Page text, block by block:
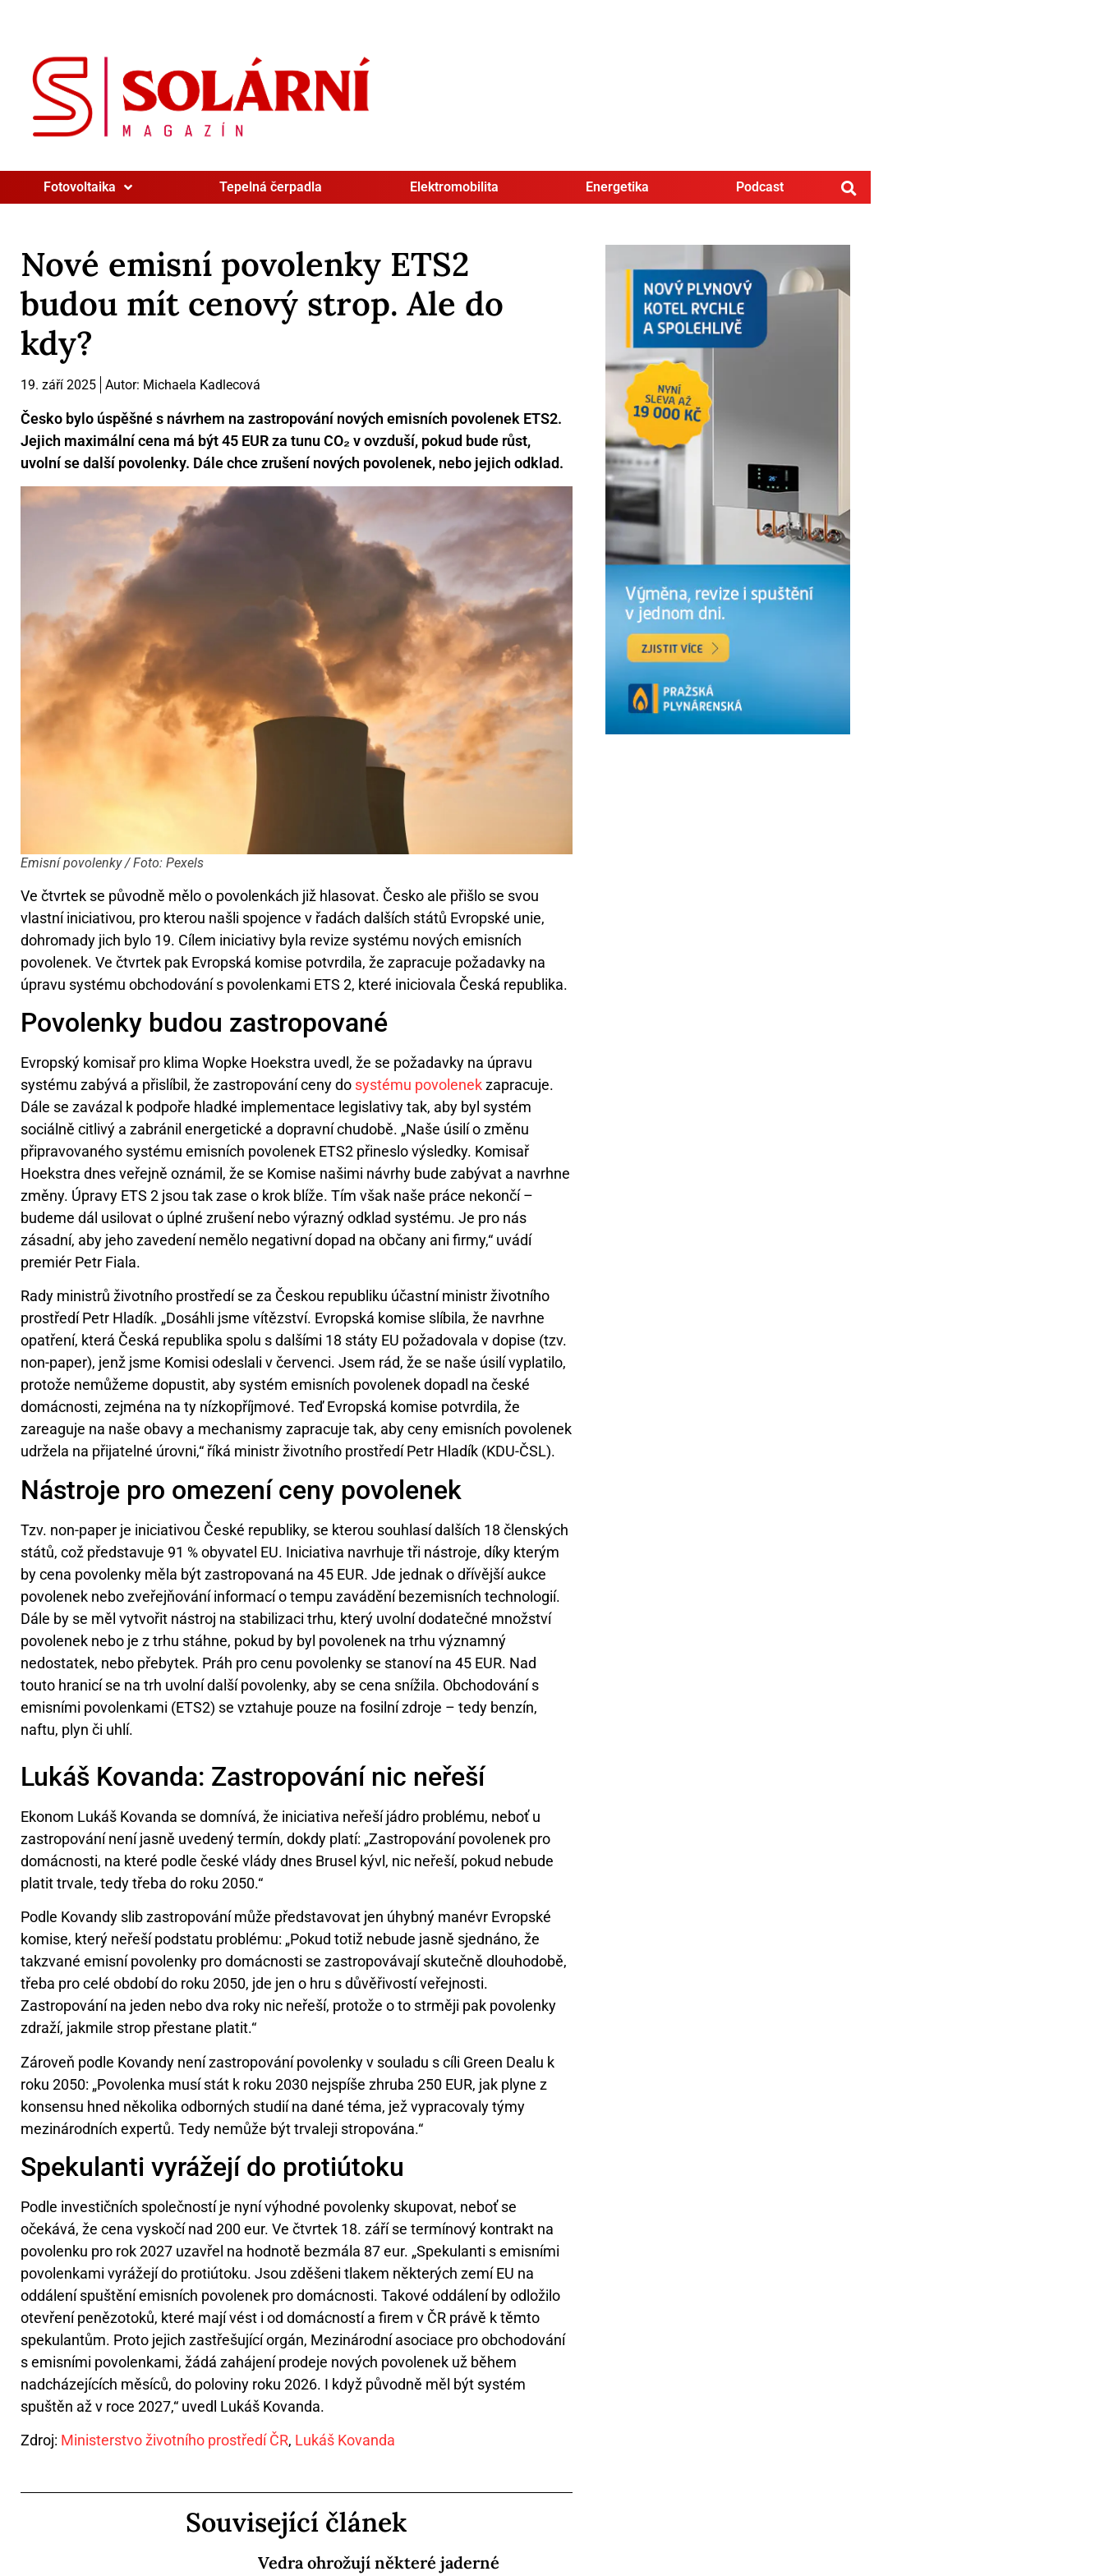
Fotovoltaika Tepelná čerpadla Elektromobilita Energetika Podcast
Nové emisní povolenky ETS2
budou mít cenový strop. Ale do
kdy?
19. září 2025 Autor: Michaela Kadlecová
Česko bylo úspěšné s návrhem na zastropování nových emisních povolenek ETS2.
Jejich maximální cena má být 45 EUR za tunu CO₂ v ovzduší, pokud bude růst,
uvolní se další povolenky. Dále chce zrušení nových povolenek, nebo jejich odklad.
Emisní povolenky / Foto: Pexels
Ve čtvrtek se původně mělo o povolenkách již hlasovat. Česko ale přišlo se svou
vlastní iniciativou, pro kterou našli spojence v řadách dalších států Evropské unie,
dohromady jich bylo 19. Cílem iniciativy byla revize systému nových emisních
povolenek. Ve čtvrtek pak Evropská komise potvrdila, že zapracuje požadavky na
úpravu systému obchodování s povolenkami ETS 2, které iniciovala Česká republika.
Povolenky budou zastropované
Evropský komisař pro klima Wopke Hoekstra uvedl, že se požadavky na úpravu
systému zabývá a přislíbil, že zastropování ceny do systému povolenekzapracuje.
Dále se zavázal k podpoře hladké implementace legislativy tak, aby byl systém
sociálně citlivý a zabránil energetické a dopravní chudobě. „Naše úsilí o změnu
připravovaného systému emisních povolenek ETS2 přineslo výsledky. Komisař
Hoekstra dnes veřejně oznámil, že se Komise našimi návrhy bude zabývat a navrhne
změny. Úpravy ETS 2 jsou tak zase o krok blíže. Tím však naše práce nekončí –
budeme dál usilovat o úplné zrušení nebo výrazný odklad systému. Je pro nás
zásadní, aby jeho zavedení nemělo negativní dopad na občany ani firmy,“ uvádí
premiér Petr Fiala.
Rady ministrů životního prostředí se za Českou republiku účastní ministr životního
prostředí Petr Hladík. „Dosáhli jsme vítězství. Evropská komise slíbila, že navrhne
opatření, která Česká republika spolu s dalšími 18 státy EU požadovala v dopise (tzv.
non-paper), jenž jsme Komisi odeslali v červenci. Jsem rád, že se naše úsilí vyplatilo,
protože nemůžeme dopustit, aby systém emisních povolenek dopadl na české
domácnosti, zejména na ty nízkopříjmové. Teď Evropská komise potvrdila, že
zareaguje na naše obavy a mechanismy zapracuje tak, aby ceny emisních povolenek
udržela na přijatelné úrovni,“ říká ministr životního prostředí Petr Hladík (KDU-ČSL).
Nástroje pro omezení ceny povolenek
Tzv. non-paper je iniciativou České republiky, se kterou souhlasí dalších 18 členských
států, což představuje 91 % obyvatel EU. Iniciativa navrhuje tři nástroje, díky kterým
by cena povolenky měla být zastropovaná na 45 EUR. Jde jednak o dřívější aukce
povolenek nebo zveřejňování informací o tempu zavádění bezemisních technologií.
Dále by se měl vytvořit nástroj na stabilizaci trhu, který uvolní dodatečné množství
povolenek nebo je z trhu stáhne, pokud by byl povolenek na trhu významný
nedostatek, nebo přebytek. Práh pro cenu povolenky se stanoví na 45 EUR. Nad
touto hranicí se na trh uvolní další povolenky, aby se cena snížila. Obchodování s
emisními povolenkami (ETS2) se vztahuje pouze na fosilní zdroje – tedy benzín,
naftu, plyn či uhlí.
Lukáš Kovanda: Zastropování nic neřeší
Ekonom Lukáš Kovanda se domnívá, že iniciativa neřeší jádro problému, neboť u
zastropování není jasně uvedený termín, dokdy platí: „Zastropování povolenek pro
domácnosti, na které podle české vlády dnes Brusel kývl, nic neřeší, pokud nebude
platit trvale, tedy třeba do roku 2050.“
Podle Kovandy slib zastropování může představovat jen úhybný manévr Evropské
komise, který neřeší podstatu problému: „Pokud totiž nebude jasně sjednáno, že
takzvané emisní povolenky pro domácnosti se zastropovávají skutečně dlouhodobě,
třeba pro celé období do roku 2050, jde jen o hru s důvěřivostí veřejnosti.
Zastropování na jeden nebo dva roky nic neřeší, protože o to strměji pak povolenky
zdraží, jakmile strop přestane platit.“
Zároveň podle Kovandy není zastropování povolenky v souladu s cíli Green Dealu k
roku 2050: „Povolenka musí stát k roku 2030 nejspíše zhruba 250 EUR, jak plyne z
konsensu hned několika odborných studií na dané téma, jež vypracovaly týmy
mezinárodních expertů. Tedy nemůže být trvaleji stropována.“
Spekulanti vyrážejí do protiútoku
Podle investičních společností je nyní výhodné povolenky skupovat, neboť se
očekává, že cena vyskočí nad 200 eur. Ve čtvrtek 18. září se termínový kontrakt na
povolenku pro rok 2027 uzavřel na hodnotě bezmála 87 eur. „Spekulanti s emisními
povolenkami vyrážejí do protiútoku. Jsou zděšeni tlakem některých zemí EU na
oddálení spuštění emisních povolenek pro domácnosti. Takové oddálení by odložilo
otevření penězotoků, které mají vést i od domácností a firem v ČR právě k těmto
spekulantům. Proto jejich zastřešující orgán, Mezinárodní asociace pro obchodování
s emisními povolenkami, žádá zahájení prodeje nových povolenek už během
nadcházejících měsíců, do poloviny roku 2026. I když původně měl být systém
spuštěn až v roce 2027,“ uvedl Lukáš Kovanda.
Zdroj: Ministerstvo životního prostředí ČR, Lukáš Kovanda
Související článek
Vedra ohrožují některé jaderné